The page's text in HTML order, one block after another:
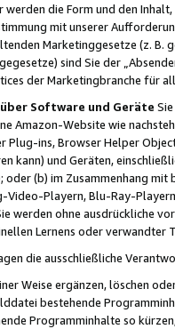
werden die Form und den
mit unserer
Marketinggesetze (z. B.
sind Sie der
der Marketingbranche für
Software und Geräte
Amazon-Website wie
ins, Browser Helper
kann) und Geräten,
oder (b) im Zusammenhang
Playern, Blu-Ray-
werden ohne ausdrückliche
Lernens oder
die ausschließliche
Weise ergänzen, löschen
bestehende
Programminhalte so